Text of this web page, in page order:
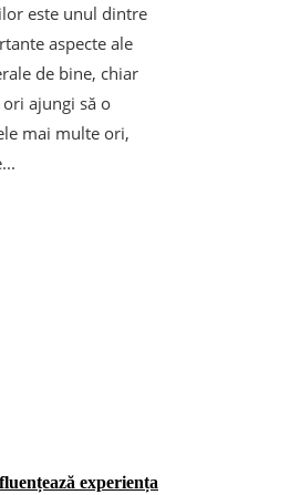
este unul dintre
aspecte ale
de bine, chiar
ajungi să o
mai multe ori,
experiența